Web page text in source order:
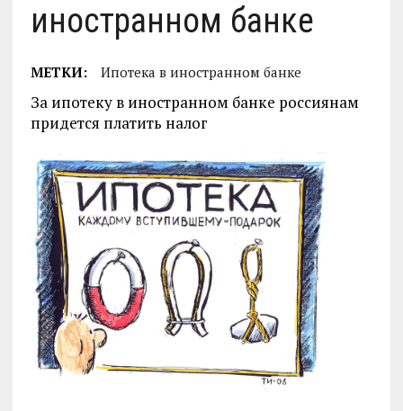
иностранном банке
МЕТКИ: Ипотека в иностранном банке
За ипотеку в иностранном банке россиянам
придется платить налог